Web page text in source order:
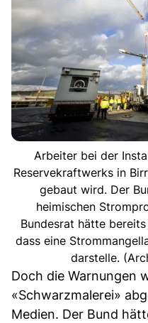
Arbeiter bei der
Reservekraftwerks in
gebaut wird. Der
heimischen
Bundesrat hätte
dass eine
darstelle.
Doch die Warnungen
«Schwarzmalerei»
Medien. Der Bund